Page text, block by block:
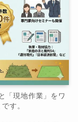
「現地作業」をワ
す。